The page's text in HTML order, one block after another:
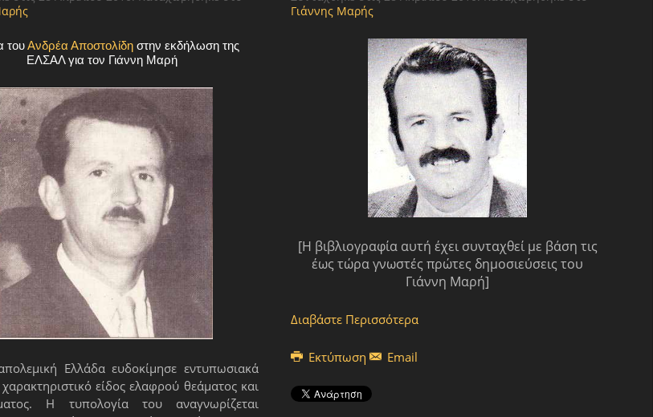
τουΑνδρέα Αποστολίδηστην εκδήλωση της
ΕΛΣΑΛ για τον Γιάννη Μαρή
Ελλάδα ευδοκίμησε εντυπωσιακά
είδος ελαφρού θεάματος και
Η τυπολογία του αναγνωρίζεται
Γιάννης Μαρής
[Η βιβλιογραφία αυτή έχει συνταχθεί με βάση τις
έως τώρα γνωστές πρώτες δημοσιεύσεις του
Γιάννη Μαρή]
Διαβάστε Περισσότερα
Εκτύπωση Email